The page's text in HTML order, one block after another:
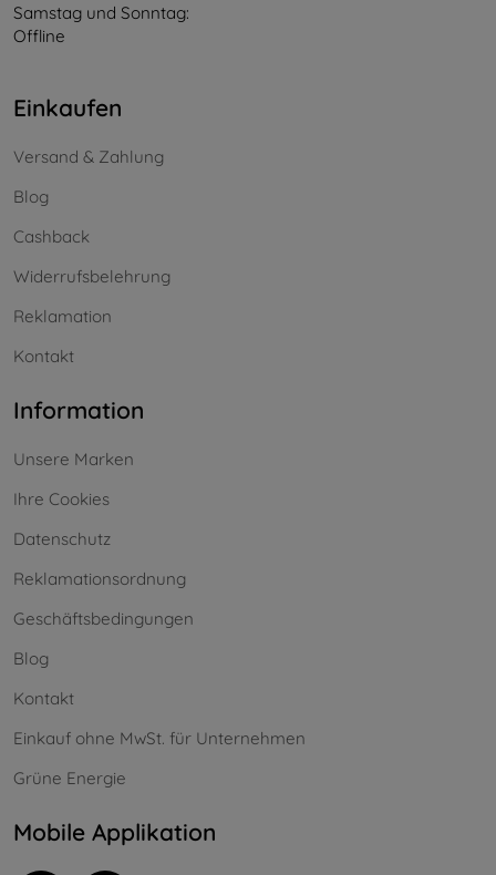
Samstag und Sonntag:
Offline
Einkaufen
Versand & Zahlung
Blog
Cashback
Widerrufsbelehrung
Reklamation
Kontakt
Information
Unsere Marken
Ihre Cookies
Datenschutz
Reklamationsordnung
Geschäftsbedingungen
Blog
Kontakt
Einkauf ohne MwSt. für Unternehmen
Grüne Energie
Mobile Applikation